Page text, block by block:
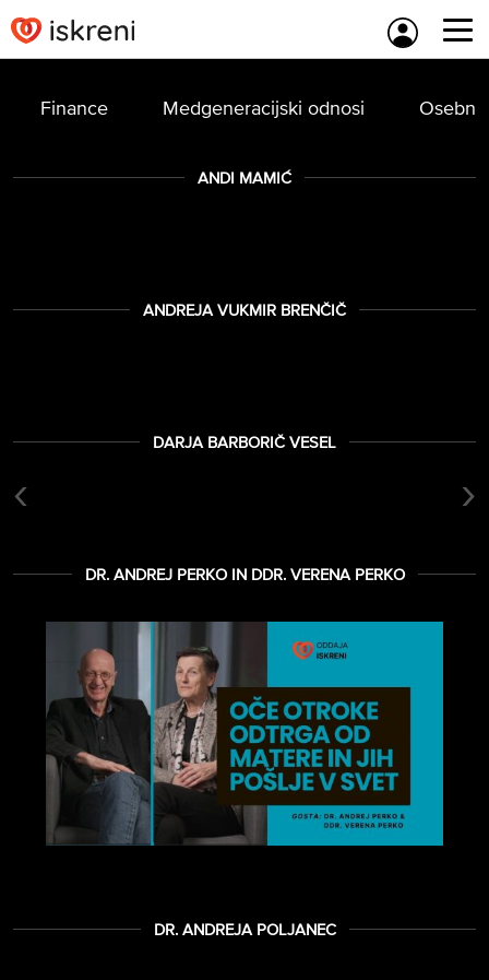
to
content
Finance Medgeneracijski odnosi
ANDI MAMIĆ
ANDREJA VUKMIR BRENČIČ
DARJA BARBORIČ VESEL
‹ ›
DR. ANDREJ PERKO IN DDR. VERENA PERKO
DR. ANDREJA POLJANEC